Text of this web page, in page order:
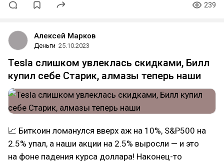
239
Алексей Марков
Деньги 25.10.2023
Tesla слишком увлеклась скидками, Билл
купил себе Старик, алмазы теперь наши
📈 Биткоин ломанулся вверх аж на 10%, S&P500 на
2.5% упал, а наши акции на 2.5% выросли — и это
на фоне падения курса доллара! Наконец-то